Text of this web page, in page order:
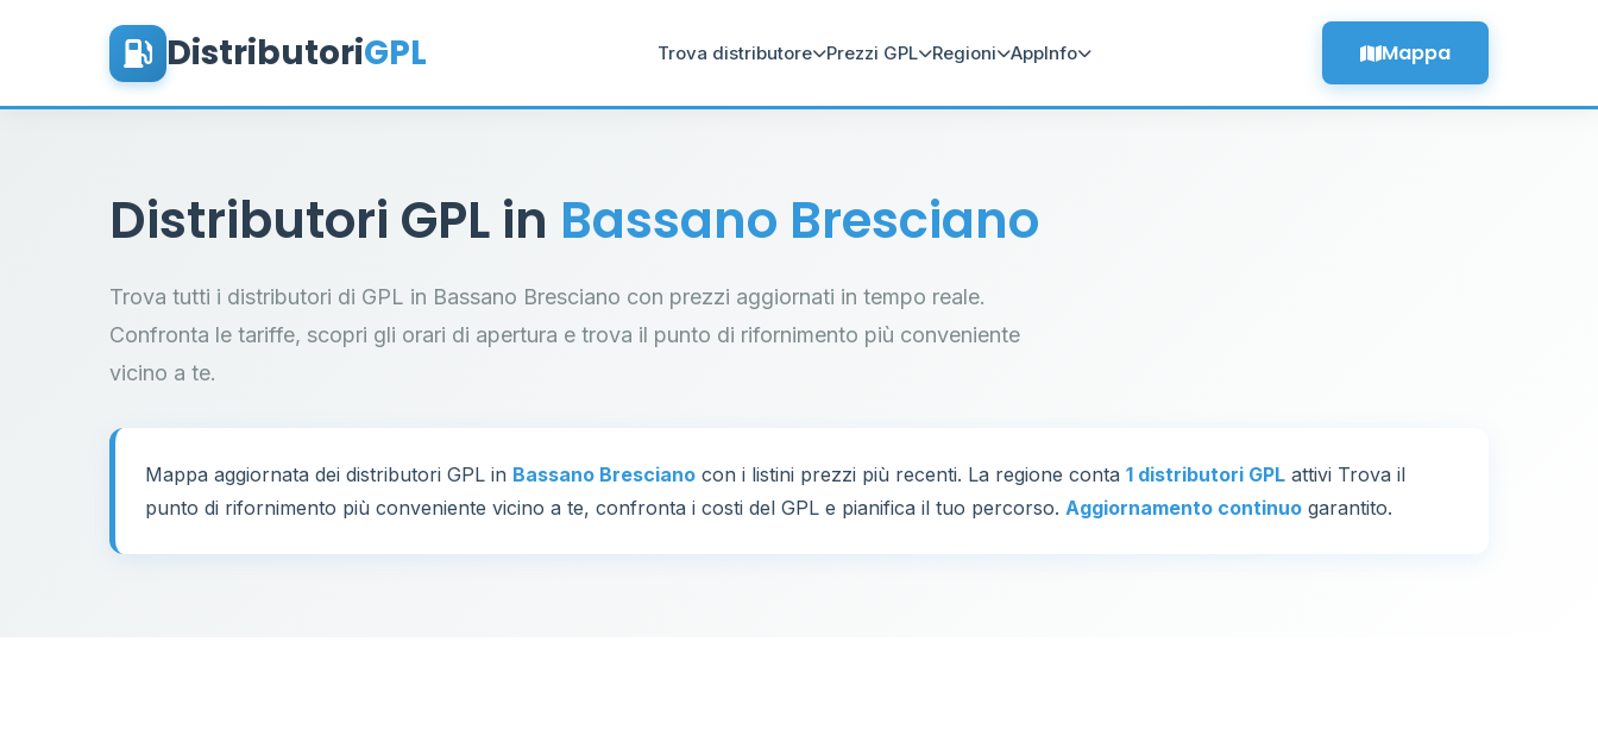
DistributoriGPL Trova distributore Prezzi GPL Regioni AppInfo Mappa
Distributori GPL in Bassano Bresciano
Trova tutti i distributori di GPL in Bassano Bresciano con prezzi aggiornati in tempo reale.
Confronta le tariffe, scopri gli orari di apertura e trova il punto di rifornimento più conveniente
vicino a te.
Mappa aggiornata dei distributori GPL in Bassano Bresciano con i listini prezzi più recenti. La regione conta 1 distributori GPL attivi Trova il
punto di rifornimento più conveniente vicino a te, confronta i costi del GPL e pianifica il tuo percorso. Aggiornamento continuo garantito.